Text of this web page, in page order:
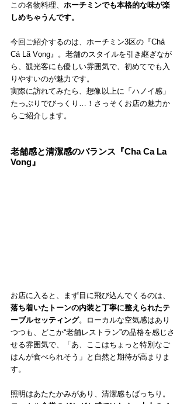
この名物料理、 ホーチミンでも本格的な味が楽
しめちゃうんです。
今回ご紹介するのは、ホーチミン3区の『Chả
Cá Lã Vọng』。老舗のスタイルを引き継ぎなが
ら、観光客にも優しい雰囲気で、初めてでも入
りやすいのが魅力です。
実際に訪れてみたら、想像以上に「ハノイ感」
たっぷりでびっくり…！さっそくお店の魅力か
らご紹介します。
老舗感と清潔感のバランス『Cha Ca La
Vong』
お店に入ると、まず目に飛び込んでくるのは、
落ち着いたトーンの内装と丁寧に整えられたテ
ーブルセッティング。ローカルな空気感はあり
つつも、どこか“老舗レストラン”の品格を感じさ
せる雰囲気で、「あ、ここはちょっと特別なご
はんが食べられそう」と自然と期待が高まりま
す。
照明はあたたかみがあり、清潔感もばっちり。